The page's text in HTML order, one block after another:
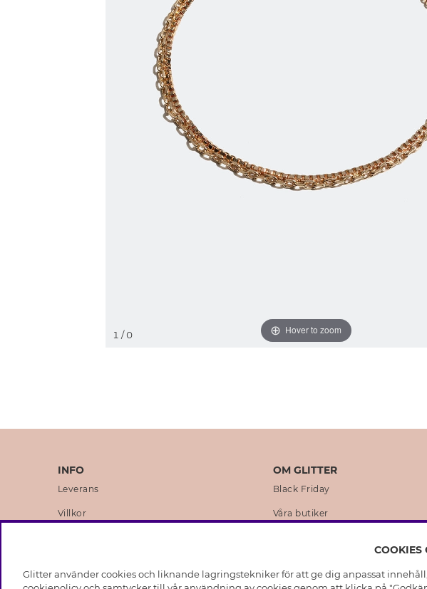
Hover to zoom
1 / 0
INFO
Leverans
Villkor
Medlemsvillkor
OM GLITTER
Black Friday
Våra butiker
Hållbarhet
COOKIES
Glitter använder cookies och liknande lagringstekniker för att ge dig anpassat